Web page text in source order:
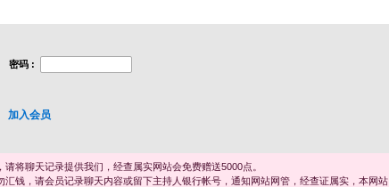
密码 :
加入会员
将聊天记录提供我们，经查属实网站会免费赠送5000点。
钱，请会员记录聊天内容或留下主持人银行帐号，通知网站网管，经查证属实，本网站